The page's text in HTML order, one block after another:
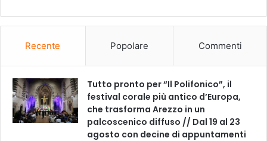
Recente Popolare Commenti
Tutto pronto per “Il Polifonico”, il
festival corale più antico d’Europa,
che trasforma Arezzo in un
palcoscenico diffuso // Dal 19 al 23
agosto con decine di appuntamenti